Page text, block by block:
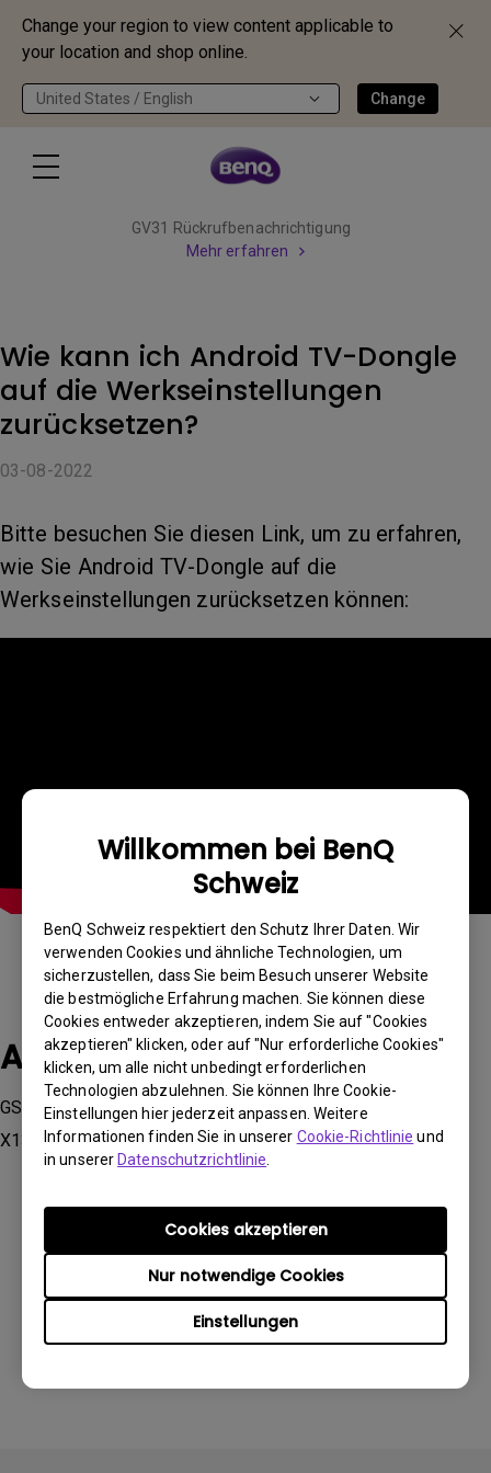
Change your region to view content applicable to
your location and shop online.
United States / English Change
Willkommen bei BenQ
Schweiz
BenQ Schweiz respektiert den Schutz Ihrer Daten. Wir
verwenden Cookies und ähnliche Technologien, um
sicherzustellen, dass Sie beim Besuch unserer Website
die bestmögliche Erfahrung machen. Sie können diese
Cookies entweder akzeptieren, indem Sie auf "Cookies
akzeptieren" klicken, oder auf "Nur erforderliche Cookies"
klicken, um alle nicht unbedingt erforderlichen
Technologien abzulehnen. Sie können Ihre Cookie-
Einstellungen hier jederzeit anpassen. Weitere
Informationen finden Sie in unserer Cookie-Richtlinie und
in unsererDatenschutzrichtlinie
Einstellungen
Nur notwendige Cookies
Cookies akzeptieren
GV31 Rückrufbenachrichtigung
Mehr erfahren
Wie kann ich Android TV-Dongle
auf die Werkseinstellungen
zurücksetzen?
03-08-2022
Bitte besuchen Sie diesen Link, um zu erfahren,
wie Sie Android TV-Dongle auf die
Werkseinstellungen zurücksetzen können:
Anwendbare Modelle
GS50, GV30, TK700STi, V7000i, V7050i, W1800, W2700i,
X1300i, X3000i
Waren diese Informationen hilfreich?
Ja Nein